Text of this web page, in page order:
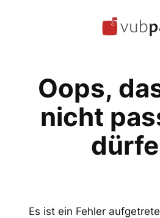
Oops,
nicht
Es ist ein Fehler